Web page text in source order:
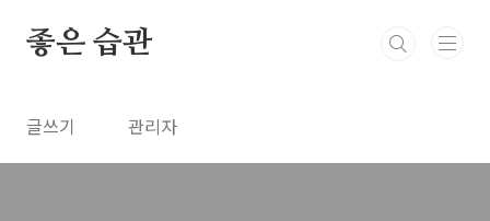
좋은 습관
글쓰기 관리자